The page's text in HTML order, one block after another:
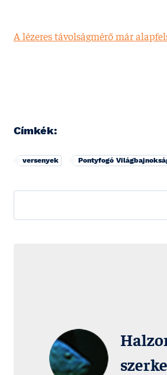
A lézeres távolságmérő már
Címkék:
versenyek Pontyfogó